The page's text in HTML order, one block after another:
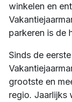
winkelen en
parkeren is de
Sinds de
grootste en
regio. Jaarlijks